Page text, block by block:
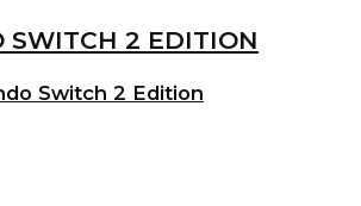
Switch 2 Edition